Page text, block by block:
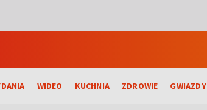
WIDEO KUCHNIA ZDROWIE GWIAZDY